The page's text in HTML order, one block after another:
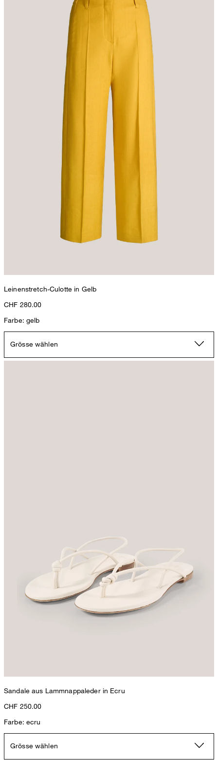
Leinenstretch-Culotte in Gelb
CHF 280.00
Farbe: gelb
Grösse wählen
Sandale aus Lammnappaleder in Ecru
CHF 250.00
Farbe: ecru
Grösse wählen
CHF 129.00